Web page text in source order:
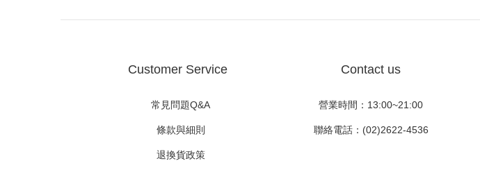
Customer Service
常見問題Q&A
條款與細則
退換貨政策
Contact us
營業時間：13:00~21:00
聯絡電話：(02)2622-4536